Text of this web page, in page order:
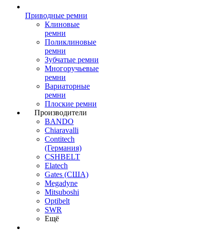
Приводные ремни
Клиновые
ремни
Поликлиновые
ремни
Зубчатые ремни
Многоручьевые
ремни
Вариаторные
ремни
Плоские ремни
Производители
BANDO
Chiaravalli
Contitech
(Германия)
CSHBELT
Elatech
Gates (США)
Megadyne
Mitsuboshi
Optibelt
SWR
Ещё